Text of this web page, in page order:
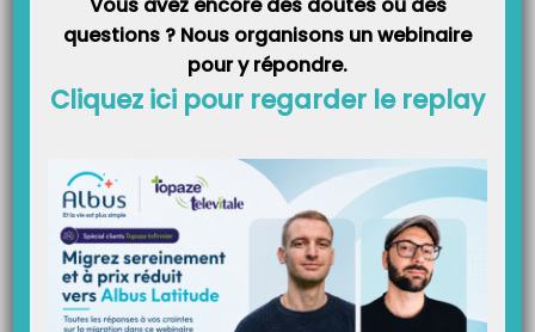
questions ? Nous organisons un webinaire
pour y répondre.
Cliquez ici pour regarder le replay